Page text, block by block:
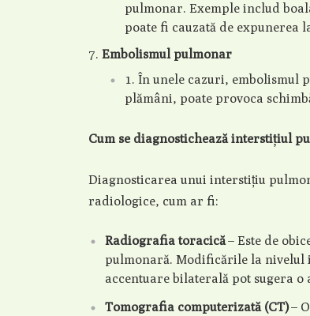
pulmonar. Exemple includ
poate fi cauzată de expunerea
Embolismul pulmonar
În unele cazuri, embolismul
plămâni, poate provoca
Cum se diagnostichează interstițiul
Diagnosticarea unui interstițiu
radiologice, cum ar fi:
Radiografia toracică– Este de
pulmonară. Modificările la
accentuare bilaterală pot sugera o
Tomografia computerizată (CT)–